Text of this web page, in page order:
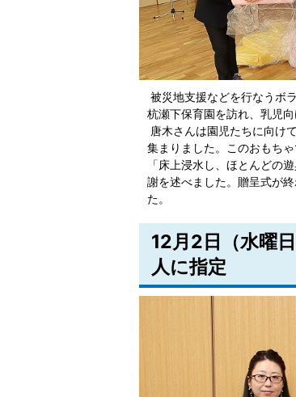
被災地支援などを行なうボ
杭瀬下保育園を訪れ、乳児
唐木さんは園児たちに向け
集まりました。このおもち
「床上浸水し、ほとんどの
謝を述べました。贈呈式が
た。
12月2日（水曜
人に指定